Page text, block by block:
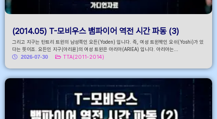
(2014.05) T-모비우스 뱀파이어 역전 시간 파동 (3)
그리고 지구는 탄트리 트윈의 남성쪽인 요든(Yoden) 입니다. 즉, 여성 트윈짝인 요쉬(Yoshi)가 있
다는 뜻이죠. 요든인 지구(아리욘)의 여성 트윈은 아리아(ARIEA) 입니다. 아리아는...
2026-07-30
TTA(2011-2014)